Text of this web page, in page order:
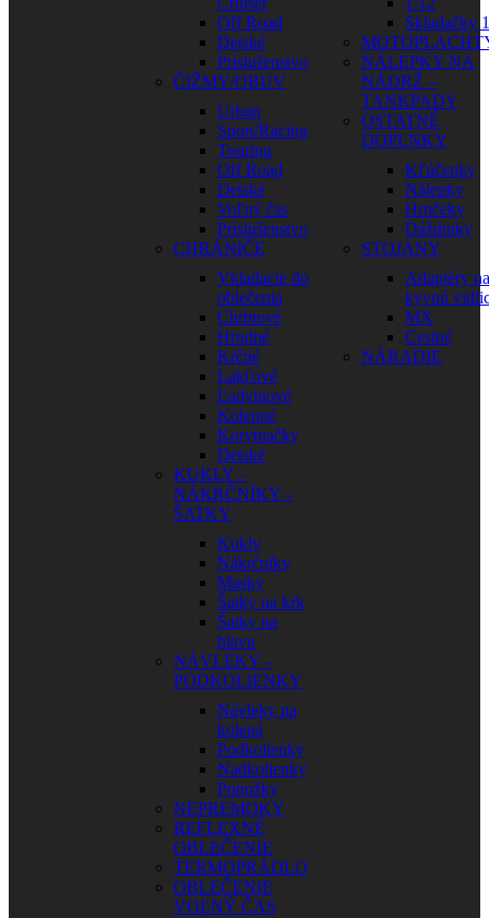
Off Road
Detské
Príslušenstvo
ČIŽMY/OBUV
Urban
Sport/Racing
Touring
Off Road
Detské
Voľný čas
Príslušenstvo
CHRÁNIČE
Vkladacie do
oblečenia
Chrbtové
Hrudné
Krčné
Lakťové
Ľadvinové
Kolenné
Korytnačky
Detské
KUKLY –
NÁKRČNÍKY –
ŠATKY
Kukly
Nákrčníky
Masky
Šatky na krk
Šatky na
hlavu
NÁVLEKY –
PODKOLIENKY
Návleky na
kolená
Podkolienky
Nadkolienky
Ponožky
NEPREMOKY
REFLEXNÉ
OBLEČENIE
TERMOPRÁDLO
OBLEČENIE
VOĽNÝ ČAS
Skladačky
NÁLEPKY NA
NÁDRŽ –
TANKPADY
OSTATNÉ
DOPLNKY
Kľúčenky
Nálepky
Hrnčeky
Dáždniky
STOJANY
Adaptéry na
kyvnú
MX
Cestné
NÁRADIE